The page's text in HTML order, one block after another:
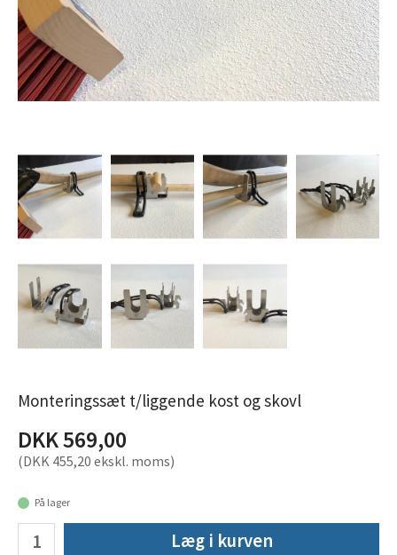
Monteringssæt t/liggende kost og skovl
DKK 569,00
(DKK 455,20 ekskl. moms)
På lager
Læg i kurven